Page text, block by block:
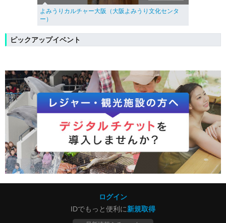
よみうりカルチャー大阪（大阪よみうり文化センタ
ー）
ピックアップイベント
ログイン
IDでもっと便利に新規取得